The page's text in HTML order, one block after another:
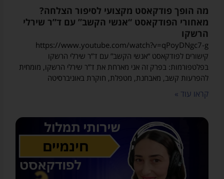
מה הופך פודקאסט מקצועי לסיפור הצלחה?
מאחורי הפודקאסט “אנשי הקשב” עם ד”ר שירלי
הרשקו
https://www.youtube.com/watch?v=qPoyDNgc7-g
קישורים לפודקאסט “אנשי הקשב” עם ד”ר שירלי הרשקו
בפלטפורמות: בפרק זה אני מארחת את ד”ר שירלי הרשקו, מומחית
להפרעות קשב, מאבחנת, מטפלת, חוקרת באוניברסיטה
קראו עוד »